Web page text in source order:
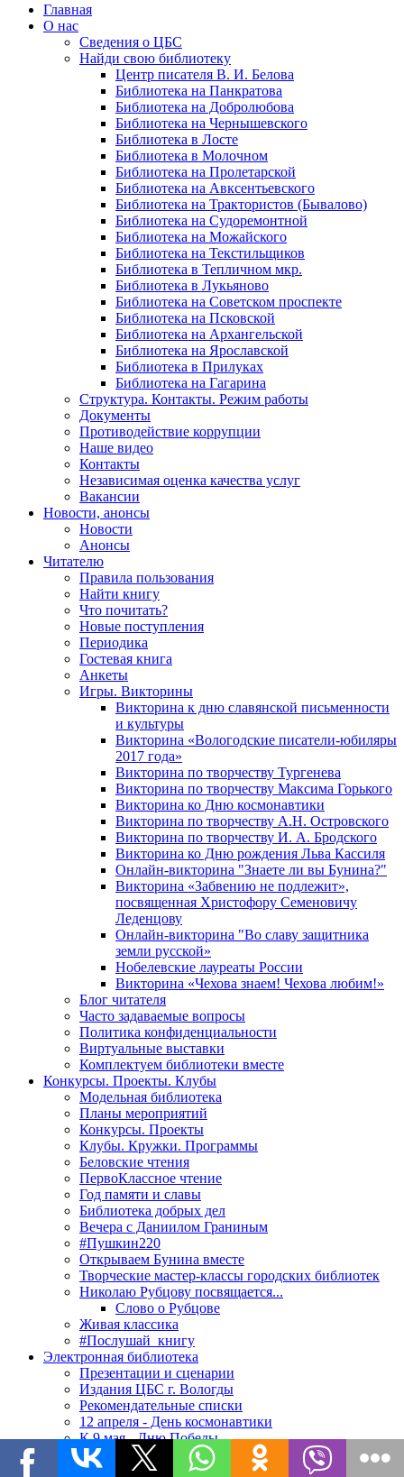
Главная
О нас
Сведения о ЦБС
Найди свою библиотеку
Центр писателя В. И. Белова
Библиотека на Панкратова
Библиотека на Добролюбова
Библиотека на Чернышевского
Библиотека в Лосте
Библиотека в Молочном
Библиотека на Пролетарской
Библиотека на Авксентьевского
Библиотека на Трактористов (Бывалово)
Библиотека на Судоремонтной
Библиотека на Можайского
Библиотека на Текстильщиков
Библиотека в Тепличном мкр.
Библиотека в Лукьяново
Библиотека на Советском проспекте
Библиотека на Псковской
Библиотека на Архангельской
Библиотека на Ярославской
Библиотека в Прилуках
Библиотека на Гагарина
Структура. Контакты. Режим работы
Документы
Противодействие коррупции
Наше видео
Контакты
Независимая оценка качества услуг
Вакансии
Новости, анонсы
Новости
Анонсы
Читателю
Правила пользования
Найти книгу
Что почитать?
Новые поступления
Периодика
Гостевая книга
Анкеты
Игры. Викторины
Викторина к дню славянской письменности
и культуры
Викторина «Вологодские писатели-юбиляры
2017 года»
Викторина по творчеству Тургенева
Викторина по творчеству Максима Горького
Викторина ко Дню космонавтики
Викторина по творчеству А.Н. Островского
Викторина по творчеству И. А. Бродского
Викторина ко Дню рождения Льва Кассиля
Онлайн-викторина "Знаете ли вы Бунина?"
Викторина «Забвению не подлежит»,
посвященная Христофору Семеновичу
Леденцову
Онлайн-викторина "Во славу защитника
земли русской»
Нобелевские лауреаты России
Викторина «Чехова знаем! Чехова любим!»
Блог читателя
Часто задаваемые вопросы
Политика конфиденциальности
Виртуальные выставки
Комплектуем библиотеки вместе
Конкурсы. Проекты. Клубы
Модельная библиотека
Планы мероприятий
Конкурсы. Проекты
Клубы. Кружки. Программы
Беловские чтения
ПервоКлассное чтение
Год памяти и славы
Библиотека добрых дел
Вечера с Даниилом Граниным
#Пушкин220
Открываем Бунина вместе
Творческие мастер-классы городских библиотек
Николаю Рубцову посвящается...
Слово о Рубцове
Живая классика
#Послушай_книгу
Электронная библиотека
Презентации и сценарии
Издания ЦБС г. Вологды
Рекомендательные списки
12 апреля - День космонавтики
К 9 мая - Дню Победы
К 1 сентября - Дню знаний
Новогодний калейдоскоп